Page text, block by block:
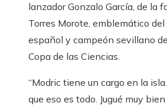
lanzador Gonzalo García, de la
Torres Morote, emblemático del
español y campeón sevillano
Copa de las Ciencias.
“Modric tiene un cargo en la
que eso es todo. Jugué muy